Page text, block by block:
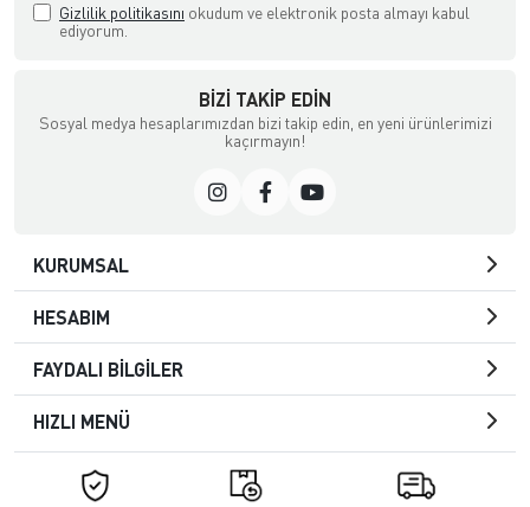
Gizlilik politikasını okudum ve elektronik posta almayı kabul
ediyorum.
BIZI TAKIP EDIN
Sosyal medya hesaplarımızdan bizi takip edin, en yeni ürünlerimizi
kaçırmayın!
KURUMSAL
HESABIM
FAYDALI BİLGİLER
HIZLI MENÜ